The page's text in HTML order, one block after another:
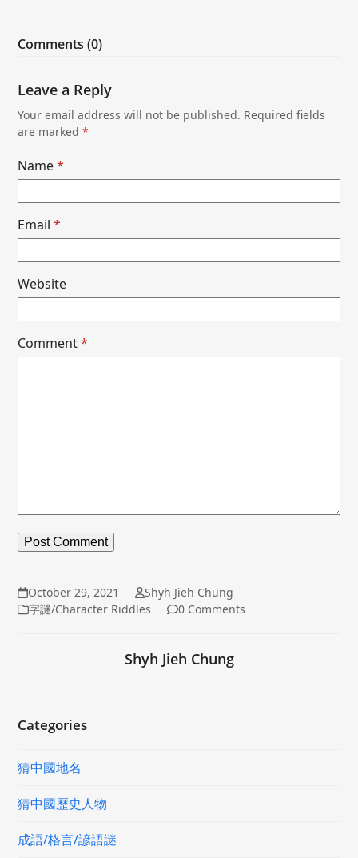
Comments (0)
Leave a Reply
Your email address will not be published. Required fields
are marked*
Name*
Email*
Website
Comment*
October 29, 2021
Shyh Jieh Chung
字謎/Character Riddles
0 Comments
Shyh Jieh Chung
Categories
猜中國地名
猜中國歷史人物
成語/格言/諺語謎